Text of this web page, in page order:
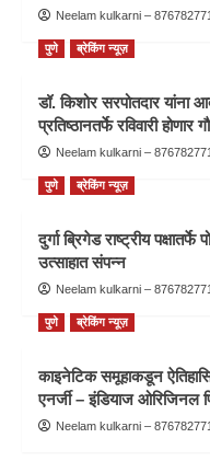
Neelam kulkarni –
पुणे ब्रेकिंग न्यूज़
डॉ. किशोर सरपोतदार
प्रतिष्ठानतर्फे रविवारी होणार
Neelam kulkarni –
पुणे ब्रेकिंग न्यूज़
दुर्गा ब्रिगेड राष्ट्रीय
उत्साहात संपन्न
Neelam kulkarni –
पुणे ब्रेकिंग न्यूज़
काइनेटिक समूहाकडून
एनर्जी – इंडियाज ओरिजिनल
Neelam kulkarni –